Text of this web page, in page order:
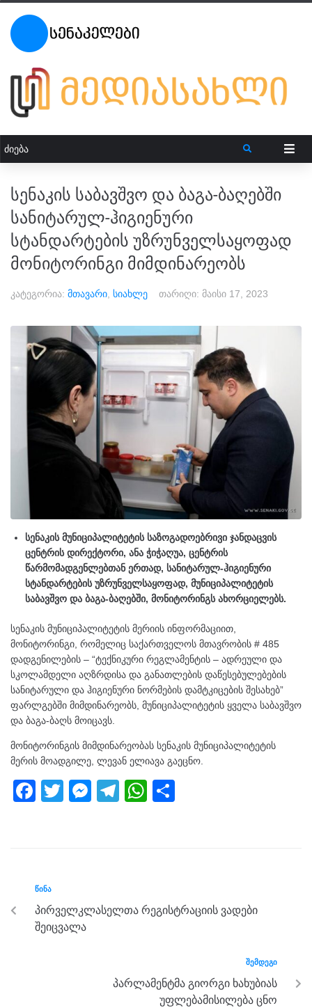
სენაკის საბავშვო და ბაგა-ბაღებში
სანიტარულ-ჰიგიენური
სტანდარტების უზრუნველსაყოფად
მონიტორინგი მიმდინარეობს
კატეგორია: მთავარი სიახლე თარიღი: მაისი 17, 2023
სენაკის მუნიციპალიტეტის საზოგადოებრივი ჯანდაცვის
ცენტრის დირექტორი, ანა ჭიჭაღუა, ცენტრის
წარმომადგენლებთან ერთად, სანიტარულ-ჰიგიენური
სტანდარტების უზრუნველსაყოფად, მუნიციპალიტეტის
საბავშვო და ბაგა-ბაღებში, მონიტორინგს ახორციელებს.
სენაკის მუნიციპალიტეტის მერიის ინფორმაციით,
მონიტორინგი, რომელიც საქართველოს მთავრობის # 485
დადგენილების – “ტექნიკური რეგლამენტის – ადრეული და
სკოლამდელი აღზრდისა და განათლების დაწესებულებების
სანიტარული და ჰიგიენური ნორმების დამტკიცების შესახებ”
ფარლგებში მიმდინარეობს, მუნიციპალიტეტის ყველა საბავშვო
და ბაგა-ბაღს მოიცავს.
მონიტორინგის მიმდინარეობას სენაკის მუნიციპალიტეტის
მერის მოადგილე, ლევან ელიავა გაეცნო.
F
b
o
o
T
M
g
er
T
m
W
p
p
ᲬᲘᲜᲐ
პირველკლასელთა რეგისტრაციის ვადები
შეიცვალა
ᲨᲔᲛᲓᲔᲒᲘ
პარლამენტმა გიორგი ხახუბიას
უფლებამისილება ცნო